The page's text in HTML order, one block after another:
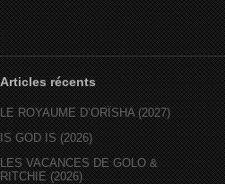
Articles récents
LE ROYAUME D’ORÏSHA (2027)
IS GOD IS (2026)
LES VACANCES DE GOLO &
RITCHIE (2026)